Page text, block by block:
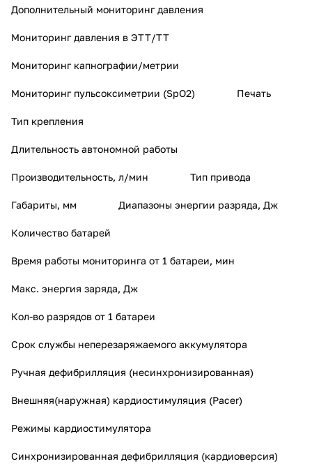
Дополнительный мониторинг давления
Мониторинг давления в ЭТТ/ТТ
Мониторинг капнографии/метрии
Мониторинг пульсоксиметрии (SpO2) Печать
Тип крепления
Длительность автономной работы
Производительность, л/мин Тип привода
Габариты, мм Диапазоны энергии разряда, Дж
Количество батарей
Время работы мониторинга от 1 батареи, мин
Макс. энергия заряда, Дж
Кол-во разрядов от 1 батареи
Срок службы неперезаряжаемого аккумулятора
Ручная дефибрилляция (несинхронизированная)
Внешняя(наружная) кардиостимуляция (Pacer)
Режимы кардиостимулятора
Синхронизированная дефибрилляция (кардиоверсия)